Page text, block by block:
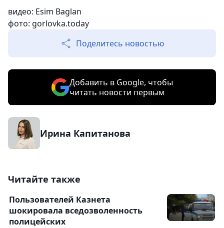
видео: Esim Baglan
фото: gorlovka.today
Поделитесь новостью
Добавить в Google, чтобы
читать новости первым
Ирина Капитанова
Читайте также
Пользователей Казнета
шокировала вседозволенность
полицейских